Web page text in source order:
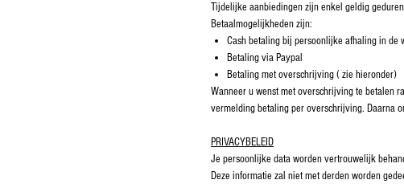
Tijdelijke aanbiedingen zijn enkel geldig
Betaalmogelijkheden zijn:
Cash betaling bij persoonlijke afhaling in de
Betaling via Paypal
Betaling met overschrijving ( zie hieronder)
Wanneer u wenst met overschrijving te betalen
vermelding betaling per overschrijving. Daarna
PRIVACYBELEID
Je persoonlijke data worden vertrouwelijk
Deze informatie zal niet met derden worden